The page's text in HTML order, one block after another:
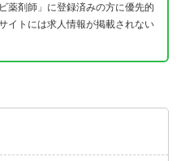
薬剤師」に登録済みの方に優先的
イトには求人情報が掲載されない